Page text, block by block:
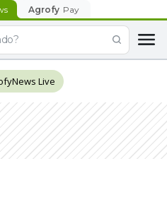
Agrofy Pay
Live